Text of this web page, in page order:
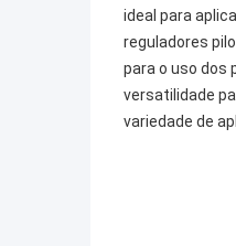
ideal para
reguladores
para o uso dos
versatilidade
variedade de